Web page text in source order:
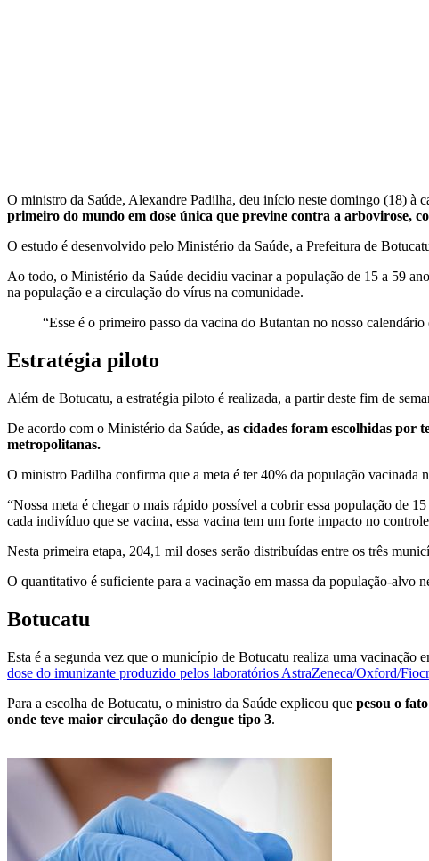
O ministro da Saúde, Alexandre Padilha, deu início neste domingo (18) à
primeiro do mundo em dose única que previne contra a arbovirose,
O estudo é desenvolvido pelo Ministério da Saúde, a Prefeitura de
Ao todo, o Ministério da Saúde decidiu vacinar a população de 15 a 59
na população e a circulação do vírus na comunidade.
“Esse é o primeiro passo da vacina do Butantan no nosso
Estratégia piloto
Além de Botucatu, a estratégia piloto é realizada, a partir deste fim de
De acordo com o Ministério da Saúde, as cidades foram escolhidas por
metropolitanas.
O ministro Padilha confirma que a meta é ter 40% da população vacinada
“Nossa meta é chegar o mais rápido possível a cobrir essa população de
cada indivíduo que se vacina, essa vacina tem um forte impacto no
Nesta primeira etapa, 204,1 mil doses serão distribuídas entre os três
O quantitativo é suficiente para a vacinação em massa da população-alvo
Botucatu
Esta é a segunda vez que o município de Botucatu realiza uma vacinação
dose do imunizante produzido pelos laboratórios AstraZeneca/Oxford/
Para a escolha de Botucatu, o ministro da Saúde explicou que pesou o
onde teve maior circulação do dengue tipo 3.